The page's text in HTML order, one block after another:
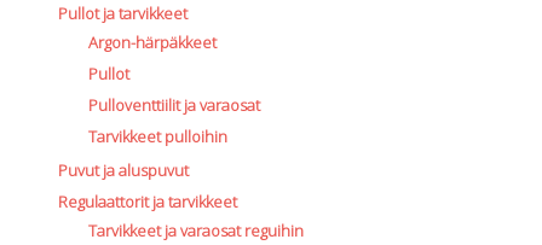
Pullot ja tarvikkeet
Argon-härpäkkeet
Pullot
Pulloventtiilit ja varaosat
Tarvikkeet pulloihin
Puvut ja aluspuvut
Regulaattorit ja tarvikkeet
Tarvikkeet ja varaosat reguihin